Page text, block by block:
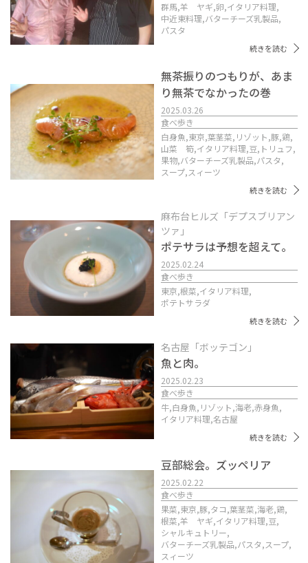
群馬,羊 ヤギ,卵,イタリア料理,
中近東料理,バターチーズ乳製品,
パスタ
続きを読む
無茶振りのつもりが、あま
り無茶でなかったの巻
2025.03.26
食べ歩き
白身魚,東京,葉茎菜, リゾット,豚,鶏,
山菜 筍,イタリア料理,豆, トリュフ,
果物,バターチーズ乳製品,パスタ,
スープ,スィーツ
続きを読む
麻布台ヒルズ「デプスブリアン
ツァ」
ポテサラは予想を超えて。
2025.02.24
食べ歩き
東京,根菜,イタリア料理,
ポテトサラダ
続きを読む
名古屋「ボッテゴン」
魚と肉。
2025.02.23
食べ歩き
牛,白身魚, リゾット,海老,赤身魚,
イタリア料理,名古屋
続きを読む
豆部総会。ズッペリア
2025.02.22
食べ歩き
果菜,東京,豚,タコ,葉茎菜,海老,鶏,
根菜,羊 ヤギ,イタリア料理,豆,
シャルキュトリー,
バターチーズ乳製品,パスタ,スープ,
スィーツ